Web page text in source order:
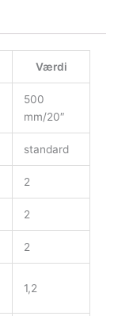
Værdi
500
mm/20″
standard
2
2
2
1,2